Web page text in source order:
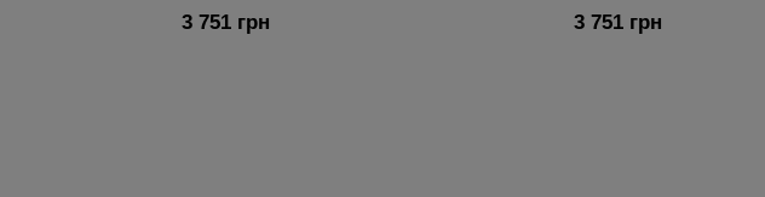
3 751 грн 3 751 грн